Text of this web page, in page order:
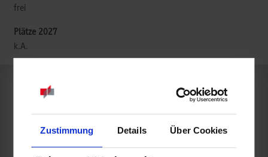
Zustimmung Details Über Cookies
frei
k.A.
BWL-Dienstleistungsmanagement-Consulting & Sales
Fujitsu Services GmbH
Konrad-Zuse-Straße 16